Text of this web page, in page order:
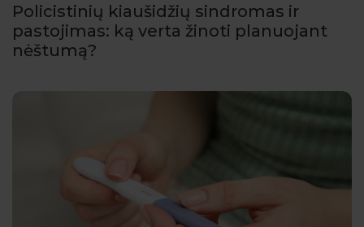
Policistinių kiaušidžių sindromas ir
pastojimas: ką verta žinoti planuojant
nėštumą?